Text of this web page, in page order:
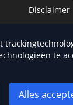
Disclaimer
te
Alles